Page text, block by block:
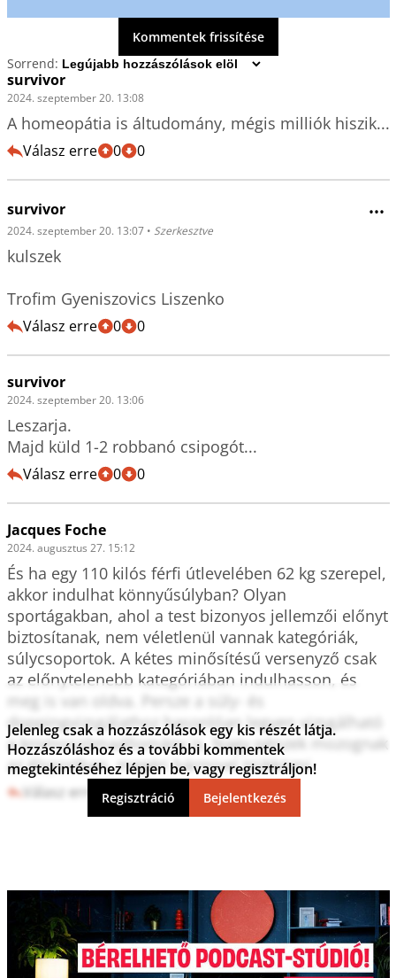
Kommentek frissítése
Sorrend:
survivor
2024. szeptember 20. 13:08
A homeopátia is áltudomány, mégis milliók hiszik...
Válasz erre 0 0
survivor •••
2024. szeptember 20. 13:07 • Szerkesztve
kulszek
Trofim Gyeniszovics Liszenko
Válasz erre 0 0
survivor
2024. szeptember 20. 13:06
Leszarja.
Majd küld 1-2 robbanó csipogót...
Válasz erre 0 0
Jacques Foche
2024. augusztus 27. 15:12
És ha egy 110 kilós férfi útlevelében 62 kg szerepel,
akkor indulhat könnyűsúlyban? Olyan
sportágakban, ahol a test bizonyos jellemzői előnyt
biztosítanak, nem véletlenül vannak kategóriák,
súlycsoportok. A kétes minősítésű versenyző csak
az előnytelenebb kategóriában indulhasson, és
meg is van oldva. Persze a súly- és
doppingvizsgálathoz hasonlóan legyen vizsgálható
a kromoszómaállomány is. Nagy pénzek mozognak
az élsportban, megéri bármivel trükközni.
Válasz erre 2 0
Jelenleg csak a hozzászólások egy kis részét látja.
Hozzászóláshoz és a további kommentek
megtekintéséhez lépjen be, vagy regisztráljon!
Regisztráció Bejelentkezés